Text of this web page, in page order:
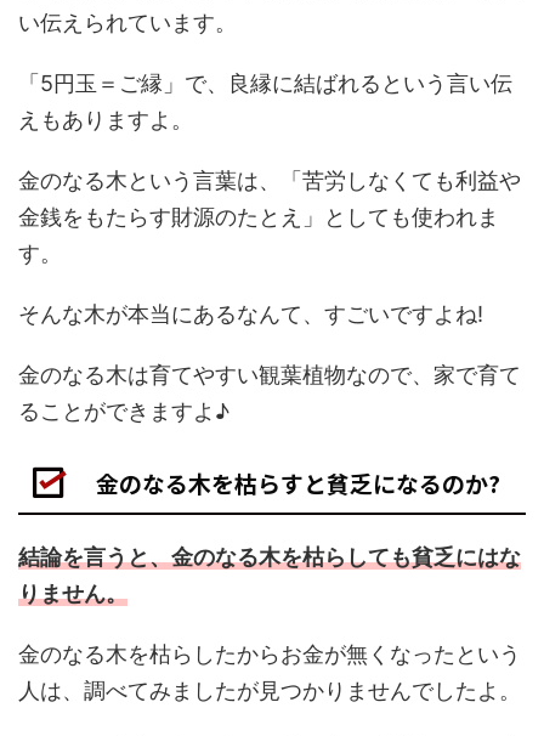
い伝えられています。
「5円玉＝ご縁」で、良縁に結ばれるという言い伝
えもありますよ。
金のなる木という言葉は、「苦労しなくても利益や
金銭をもたらす財源のたとえ」としても使われま
す。
そんな木が本当にあるなんて、すごいですよね!
金のなる木は育てやすい観葉植物なので、家で育て
ることができますよ♪
金のなる木を枯らすと貧乏になるのか?
結論を言うと、金のなる木を枯らしても貧乏にはな
りません。
金のなる木を枯らしたからお金が無くなったという
人は、調べてみましたが見つかりませんでしたよ。